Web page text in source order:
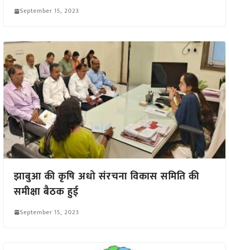
September 15, 2023
झाबुआ की कृषि अधो संरचना विकास समिति की
समीक्षा बैठक हुई
September 15, 2023